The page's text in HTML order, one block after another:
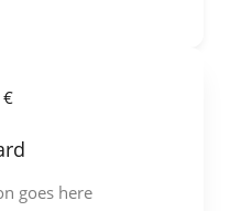
goes here